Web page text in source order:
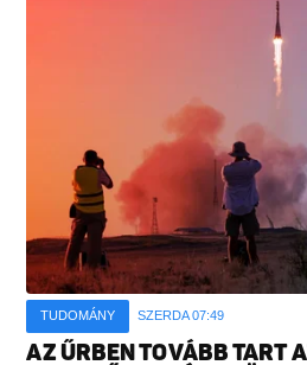
TUDOMÁNY SZERDA 07:49
AZ ŰRBEN TOVÁBB TART